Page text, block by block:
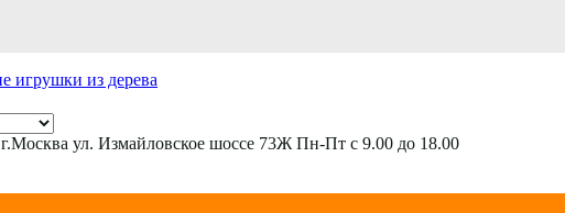
г.Москва ул. Измайловское шоссе 73Ж Пн-Пт с 9.00 до 18.00